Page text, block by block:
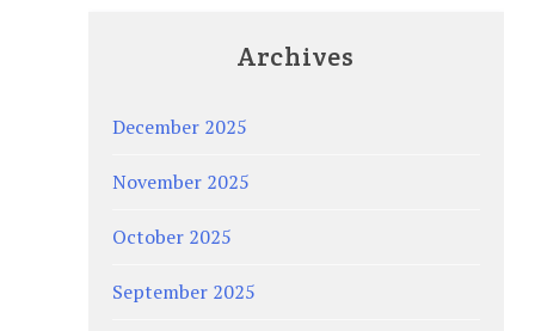
Archives
December 2025
November 2025
October 2025
September 2025